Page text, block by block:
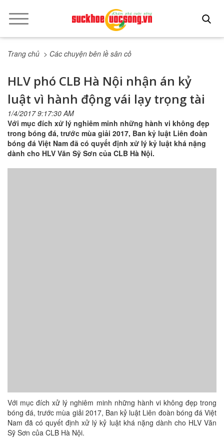
Trang chủ > Các chuyện bên lề sân cỏ
HLV phó CLB Hà Nội nhận án kỷ
luật vì hành động vái lạy trọng tài
1/4/2017 9:17:30 AM
Với mục đích xử lý nghiêm minh những hành vi không đẹp
trong bóng đá, trước mùa giải 2017, Ban kỷ luật Liên đoàn
bóng đá Việt Nam đã có quyết định xử lý kỷ luật khá nặng
dành cho HLV Văn Sỹ Sơn của CLB Hà Nội.
Với mục đích xử lý nghiêm minh những hành vi không đẹp trong
bóng đá, trước mùa giải 2017, Ban kỷ luật Liên đoàn bóng đá Việt
Nam đã có quyết định xử lý kỷ luật khá nặng dành cho HLV Văn
Sỹ Sơn của CLB Hà Nội.